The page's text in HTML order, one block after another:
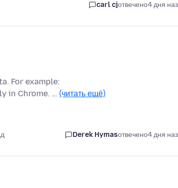
carl cjотвечено4 дня
For example:
in Chrome. … (читать ещё)
Derek Hymasотвечено4 дня